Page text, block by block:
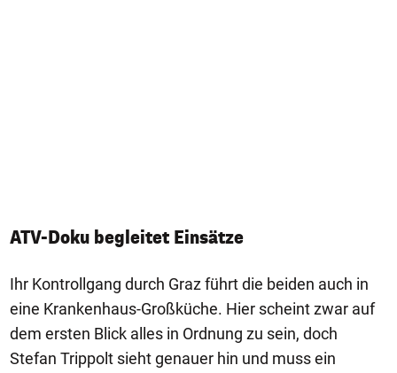
ATV-Doku begleitet Einsätze
Ihr Kontrollgang durch Graz führt die beiden auch in
eine Krankenhaus-Großküche. Hier scheint zwar auf
dem ersten Blick alles in Ordnung zu sein, doch
Stefan Trippolt sieht genauer hin und muss ein